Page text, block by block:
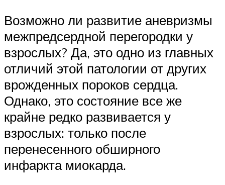
Возможно ли развитие аневризмы
межпредсердной перегородки у
взрослых? Да, это одно из главных
отличий этой патологии от других
врожденных пороков сердца.
Однако, это состояние все же
крайне редко развивается у
взрослых: только после
перенесенного обширного
инфаркта миокарда.